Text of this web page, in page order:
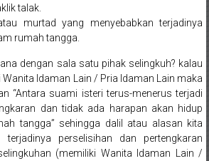
talak.
murtad yang menyebabkan terjadinya
rumah tangga.
dengan sala satu pihak selingkuh? kalau
Idaman Lain / Pria Idaman Lain maka
“Antara suami isteri terus-menerus terjadi
dan tidak ada harapan akan hidup
tangga” sehingga dalil atau alasan kita
perselisihan dan pertengkaran
(memiliki Wanita Idaman Lain /